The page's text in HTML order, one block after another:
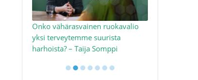
Onko vähärasvainen ruokavalio
yksi terveytemme suurista
harhoista? – Taija Somppi
●●●●●●●